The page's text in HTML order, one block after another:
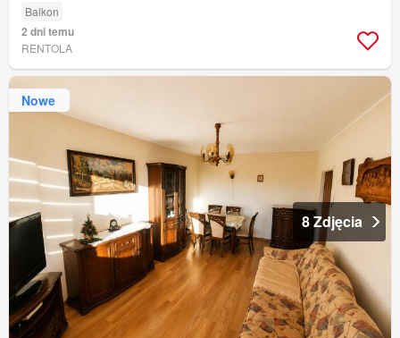
Balkon
2 dni temu
RENTOLA
Nowe
8 Zdjęcia